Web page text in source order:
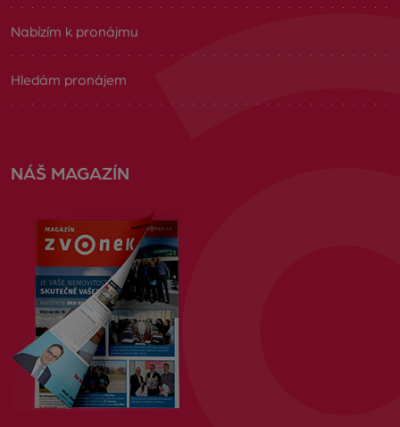
Nabízím k pronájmu
Hledám pronájem
NÁŠ MAGAZÍN